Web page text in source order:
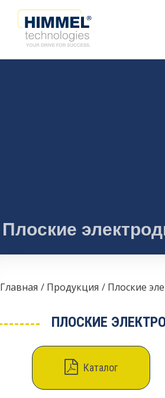
Плоские
Главная Продукция Плоские
ПЛОСКИЕ
Каталог